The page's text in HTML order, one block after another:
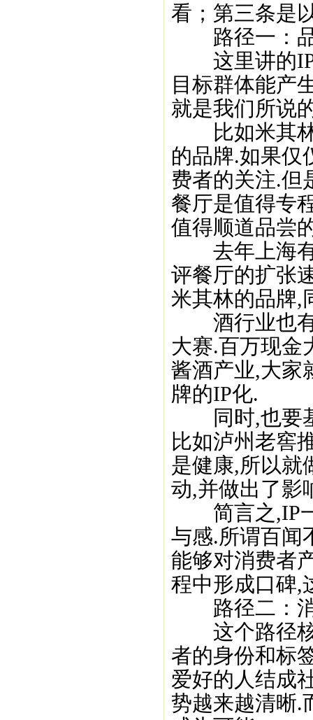
看；第三条是
路径一：品
这里讲的IP
目标群体能产
就是我们所说
比如米其林
的品牌.如果仅
费者的关注.但
餐厅是值得专
值得顺道品尝
去年上海有
评餐厅的扩张
米其林的品牌,
酒行业也有
大赛.百万现金
酱酒产业,大家
牌的IP化.
同时,也要基
比如泸州老窖
是健康,所以就
动,并做出了影
简言之,IP一
与感.所谓百闻
能够对消费者
程中形成口碑,
路径二：消
这个路径核
者的身份和标
爱好的人结成
势越来越清晰.